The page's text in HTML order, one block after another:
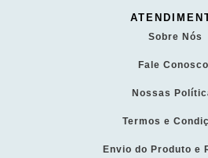
Sobre Nós
Fale
Nossas
Termos e
Envio do Produto e